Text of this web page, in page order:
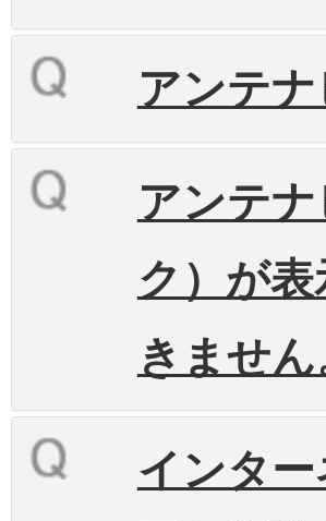
アンテ
アンテ
ク）が
きません
インタ